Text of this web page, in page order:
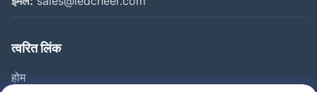
त्वरित लिंक
होम